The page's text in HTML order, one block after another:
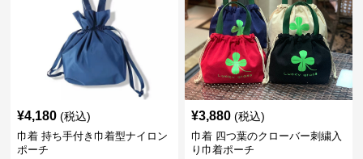
¥4,180 (税込)
巾着 持ち手付き巾着型ナイロン
ポーチ
¥3,880 (税込)
巾着 四つ葉のクローバー刺繍入
り巾着ポーチ